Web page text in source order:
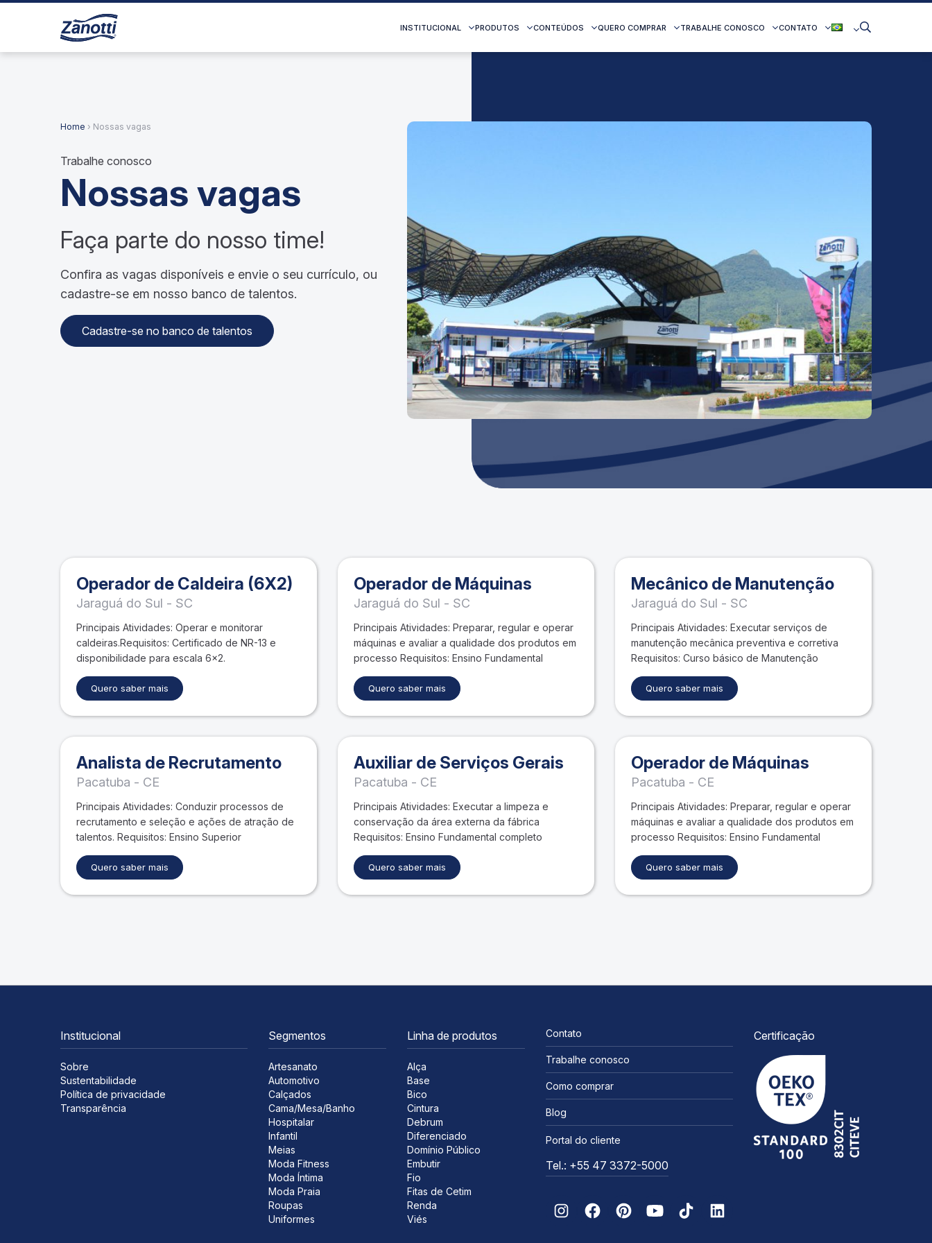
INSTITUCIONAL PRODUTOS CONTEÚDOS QUERO COMPRAR TRABALHE CONOSCO CONTATO
Home › Nossas vagas
Trabalhe conosco
Nossas vagas
Faça parte do nosso time!
Confira as vagas disponíveis e envie o seu currículo, ou
cadastre-se em nosso banco de talentos.
Cadastre-se no banco de talentos
Operador de Caldeira (6X2)
Jaraguá do Sul - SC
Principais Atividades: Operar e monitorar
caldeiras.Requisitos: Certificado de NR-13 e
disponibilidade para escala 6×2.
Quero saber mais
Operador de Máquinas
Jaraguá do Sul - SC
Principais Atividades: Preparar, regular e operar
máquinas e avaliar a qualidade dos produtos em
processo Requisitos: Ensino Fundamental
Quero saber mais
Mecânico de Manutenção
Jaraguá do Sul - SC
Principais Atividades: Executar serviços de
manutenção mecânica preventiva e corretiva
Requisitos: Curso básico de Manutenção
Quero saber mais
Analista de Recrutamento
Pacatuba - CE
Principais Atividades: Conduzir processos de
recrutamento e seleção e ações de atração de
talentos. Requisitos: Ensino Superior
Quero saber mais
Auxiliar de Serviços Gerais
Pacatuba - CE
Principais Atividades: Executar a limpeza e
conservação da área externa da fábrica
Requisitos: Ensino Fundamental completo
Quero saber mais
Operador de Máquinas
Pacatuba - CE
Principais Atividades: Preparar, regular e operar
máquinas e avaliar a qualidade dos produtos em
processo Requisitos: Ensino Fundamental
Quero saber mais
Institucional
Sobre
Sustentabilidade
Política de privacidade
Transparência
Segmentos
Artesanato
Automotivo
Calçados
Cama/Mesa/Banho
Hospitalar
Infantil
Meias
Moda Fitness
Moda Íntima
Moda Praia
Roupas
Uniformes
Linha de produtos
Alça
Base
Bico
Cintura
Debrum
Diferenciado
Domínio Público
Embutir
Fio
Fitas de Cetim
Renda
Viés
Contato
Trabalhe conosco
Como comprar
Blog
Portal do cliente
Tel.: +55 47 3372-5000
Certificação